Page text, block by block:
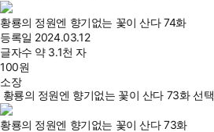
황룡의 정원엔 향기없는 꽃이 산다 74화
등록일 2024.03.12
글자수 약 3.1천 자
100원
소장
황룡의 정원엔 향기없는 꽃이 산다 73화 선택
황룡의 정원엔 향기없는 꽃이 산다 73화